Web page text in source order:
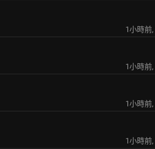
1小時前,
1小時前,
1小時前,
1小時前,